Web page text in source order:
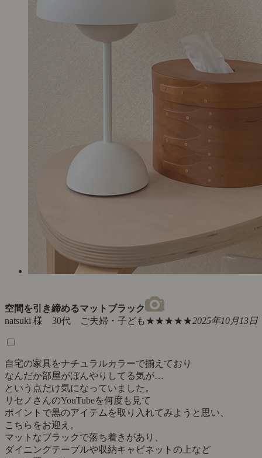
空間を引き締めるマットブラック
natsuki 様 30代 ご夫婦・子ども★★★★★2025年10月13日
自宅の家具をナチュラルカラーで揃えており
なんだか部屋がぼんやりしてる気が…
という点だけ気になっていました。
リセノさんのYouTubeを何度も見て
ポイントで黒のアイテムを取り入れてみようと思い、
こちらをお迎え。
マットなブラックで落ち着きがあり、
ダイニングテーブルや収納キャビネットの上など